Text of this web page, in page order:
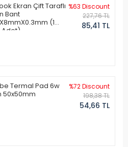
Ekran Çift Taraflı
Bant
(1
Adet)
%63 Discount
227,76 TL
85,41 TL
Termal Pad 6w
50x50mm
%72 Discount
198,38 TL
54,66 TL